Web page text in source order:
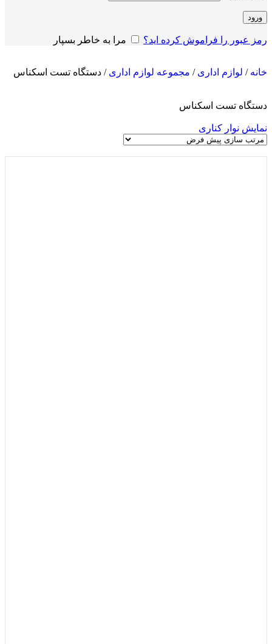
ورود
رمز عبور را فراموش کرده اید؟ مرا به خاطر بسپار
خانه/ لوازم اداری/ مجموعه لوازم اداری/ دستگاه تست اسکناس
دستگاه تست اسکناس
نمایش نوار کناری